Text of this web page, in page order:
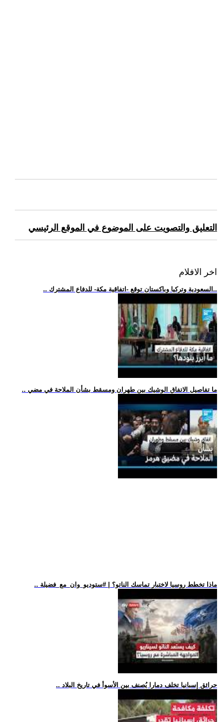
التعليق والتصويت على الموضوع في الموقع الرئيسي
اخر الافلام
.. السعودية وتركيا وباكستان توقع -اتفاقية مكة- للدفاع المشترك..
.. ما تفاصيل الاتفاق الوشيك بين طهران ومسقط بشأن الملاحة في مضي
.. ماذا تخطط روسيا لاختبار تماسك الناتو؟ | #ستوديو_وان_مع_فضيلة
.. حرائق إسبانيا تخلف دمارا يُصنف بين الأسوأ في تاريخ البلاد